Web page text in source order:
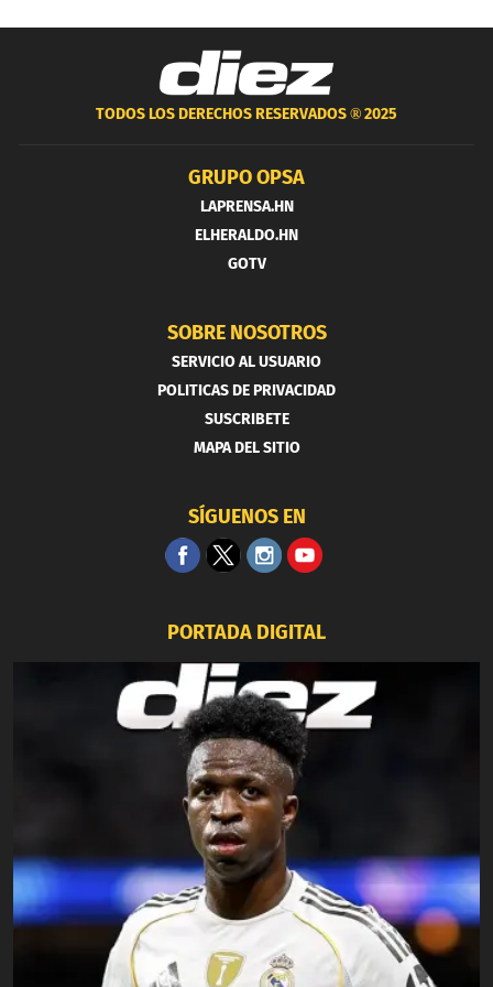
TODOS LOS DERECHOS RESERVADOS ®2025
GRUPO OPSA
LAPRENSA.HN
ELHERALDO.HN
GOTV
SOBRE NOSOTROS
SERVICIO AL USUARIO
POLITICAS DE PRIVACIDAD
SUSCRIBETE
MAPA DEL SITIO
SÍGUENOS EN
PORTADA DIGITAL